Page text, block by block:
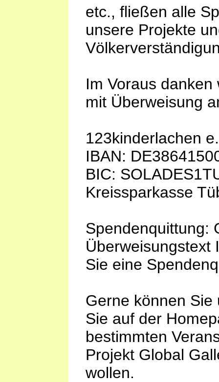
etc., fließen alle
unsere Projekte
Im Voraus
mit Überweisung
123kinderlachen
IBAN:
BIC:
Kreissparkasse
Spendenquittung:
Überweisungstext
Sie eine
Gerne können
Sie auf der
bestimmten
Projekt Global
wollen.